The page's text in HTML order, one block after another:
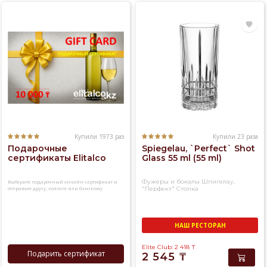
Купили 1973 раз
Подарочные
сертификаты Elitalco
Выберите подарочный онлайн-сертификат и
отправьте другу, коллеге или близкому
Подарить сертификат
Купили 23 раза
Spiegelau, `Perfect` Shot
Glass 55 ml (55 ml)
Фужеры и бокалы Шпигелау,
"Перфект" Стопка
НАШ РЕСТОРАН
Elite Club: 2 418 ₸
2 545 ₸